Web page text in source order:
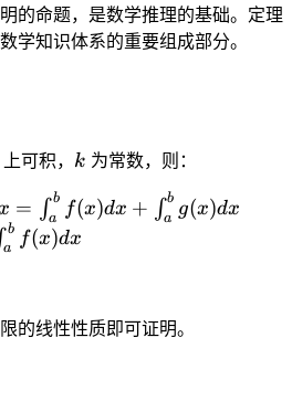
的命题，是数学推理的基础。定理
学知识体系的重要组成部分。
上可积， k
k 为常数，则：
= ∫a
b
f(x)dx + ∫a
b
g(x)dx
a
b
f(x)dx
的线性性质即可证明。